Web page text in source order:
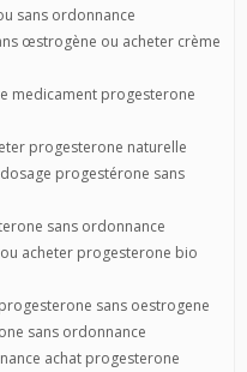
sans ordonnance
œstrogène ou acheter crème
medicament progesterone
progesterone naturelle
progestérone sans
sans ordonnance
acheter progesterone bio
sans oestrogene
sans ordonnance
achat progesterone